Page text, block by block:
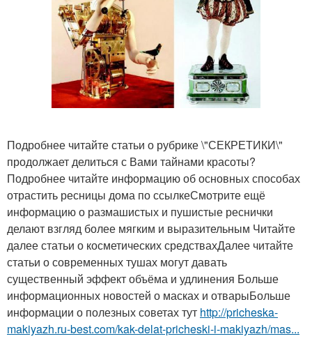
Подробнее читайте статьи о рубрике \"СЕКРЕТИКИ\"
продолжает делиться с Вами тайнами красоты?
Подробнее читайте информацию об основных способах
отрастить ресницы дома по ссылкеСмотрите ещё
информацию о размашистых и пушистые реснички
делают взгляд более мягким и выразительным Читайте
далее статьи о косметических средствахДалее читайте
статьи о современных тушах могут давать
существенный эффект объёма и удлинения Больше
информационных новостей о масках и отварыБольше
информации о полезных советах тут http://pricheska-
makiyazh.ru-best.com/kak-delat-pricheski-i-makiyazh/mas...